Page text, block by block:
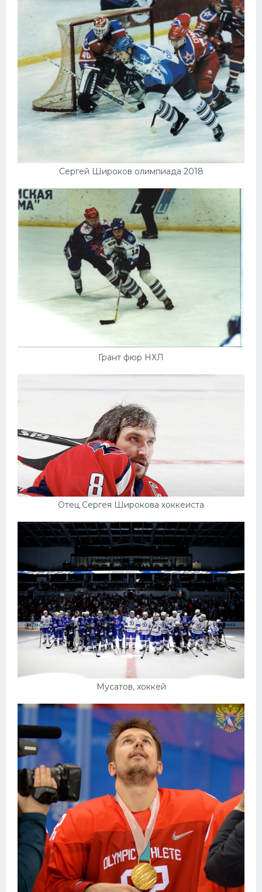
Сергей Широков олимпиада 2018
Грант фюр НХЛ
Отец Сергея Широкова хоккеиста
Мусатов, хоккей